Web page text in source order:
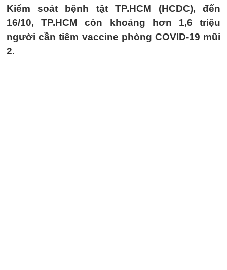
Kiểm soát bệnh tật TP.HCM (HCDC), đến
16/10, TP.HCM còn khoảng hơn 1,6 triệu
người cần tiêm vaccine phòng COVID-19 mũi
2.